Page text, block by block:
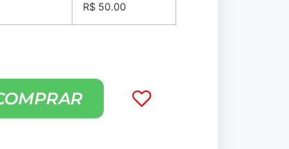
R$ 50.00